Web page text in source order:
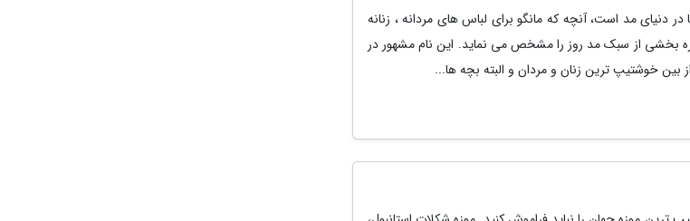
دنیای مد است، آنچه که مانگو برای لباس های مردانه ، زنانه
بخشی از سبک مد روز را مشخص می نماید. این نام مشهور در
بین خوشتیپ ترین زنان و مردان و البته بچه ها...